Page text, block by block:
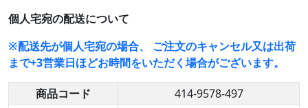
個人宅宛の配送について
※配送先が個人宅宛の場合、 ご注文のキャンセル又は出荷
まで+3営業日ほどお時間をいただく場合がございます。
商品コード
414-9578-497